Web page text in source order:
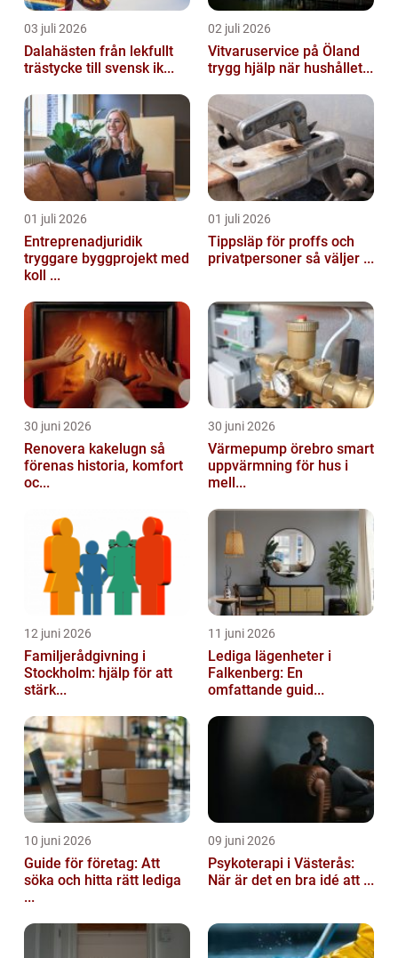
03 juli 2026
Dalahästen från lekfullt
trästycke till svensk ik...
02 juli 2026
Vitvaruservice på Öland
trygg hjälp när hushållet...
01 juli 2026
Entreprenadjuridik
tryggare byggprojekt med
koll ...
01 juli 2026
Tippsläp för proffs och
privatpersoner så väljer ...
30 juni 2026
Renovera kakelugn så
förenas historia, komfort
oc...
30 juni 2026
Värmepump örebro smart
uppvärmning för hus i
mell...
12 juni 2026
Familjerådgivning i
Stockholm: hjälp för att
stärk...
11 juni 2026
Lediga lägenheter i
Falkenberg: En
omfattande guid...
10 juni 2026
Guide för företag: Att
söka och hitta rätt lediga
...
09 juni 2026
Psykoterapi i Västerås:
När är det en bra idé att ...